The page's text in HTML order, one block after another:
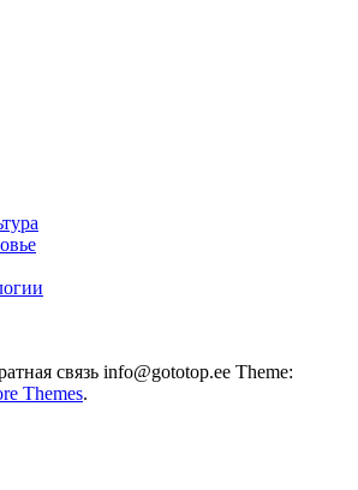
связь info@gototop.ee Theme:
Themes.